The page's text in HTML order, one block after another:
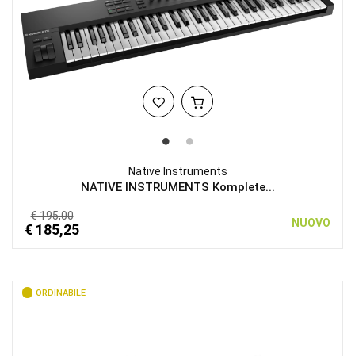
Native Instruments
NATIVE INSTRUMENTS Komplete...
€ 195,00
€ 185,25 NUOVO
ORDINABILE